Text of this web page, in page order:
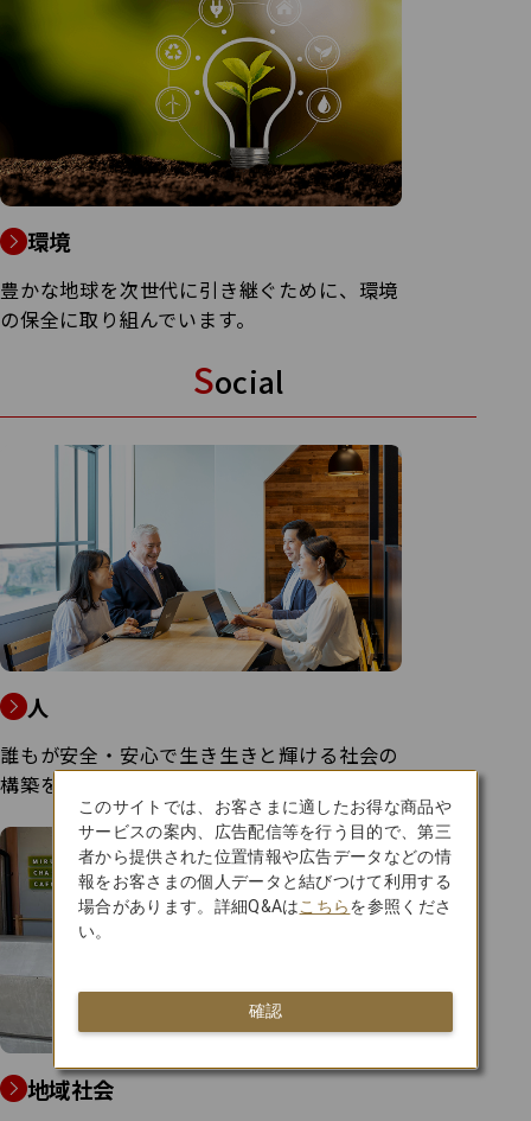
環境
豊かな地球を次世代に引き継ぐために、環境
の保全に取り組んでいます。
Social
人
誰もが安全・安心で生き生きと輝ける社会の
構築を目指しています。
地域社会
このサイトでは、お客さまに適したお得な商品や
サービスの案内、広告配信等を行う目的で、第三
者から提供された位置情報や広告データなどの情
報をお客さまの個人データと結びつけて利用する
場合があります。詳細Q&Aはこちらを参照くださ
い。
確認